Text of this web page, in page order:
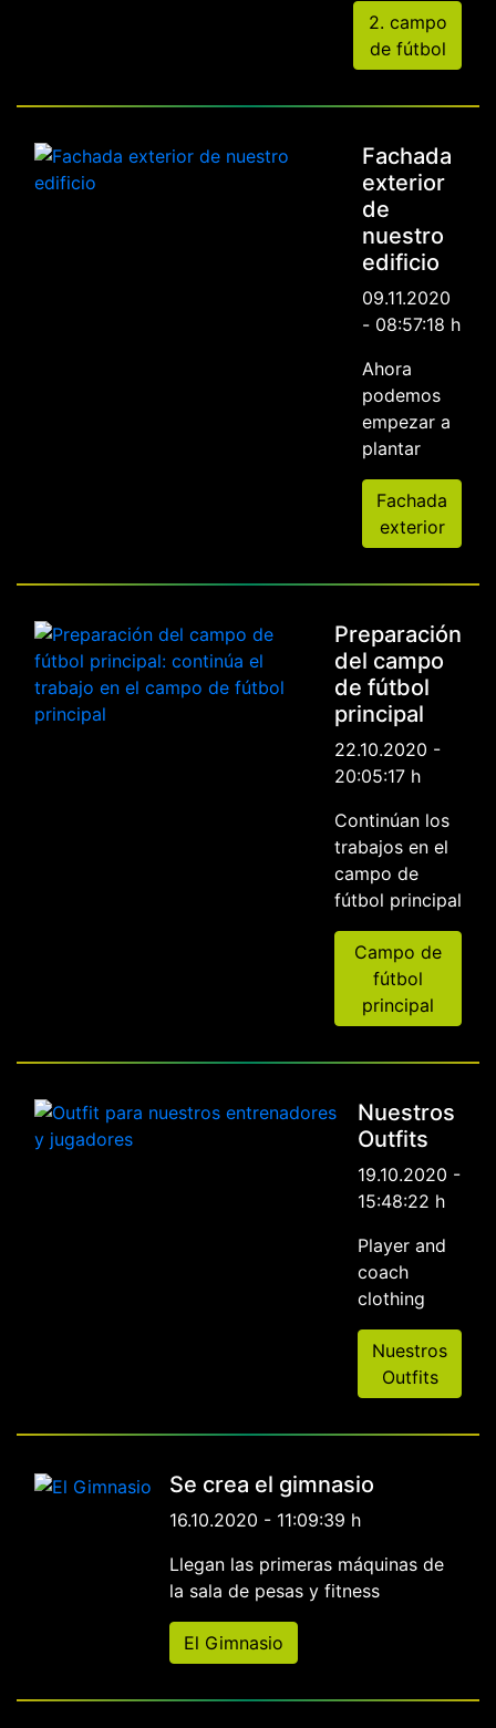
2. campo
de fútbol
Fachada
exterior
de
nuestro
edificio
09.11.2020
- 08:57:18 h
Ahora
podemos
empezar a
plantar
Fachada
exterior
Preparación
del campo
de fútbol
principal
22.10.2020 -
20:05:17 h
Continúan los
trabajos en el
campo de
fútbol principal
Campo de
fútbol
principal
Nuestros
Outfits
19.10.2020 -
15:48:22 h
Player and
coach
clothing
Nuestros
Outfits
Se crea el gimnasio
16.10.2020 - 11:09:39 h
Llegan las primeras máquinas de
la sala de pesas y fitness
El Gimnasio